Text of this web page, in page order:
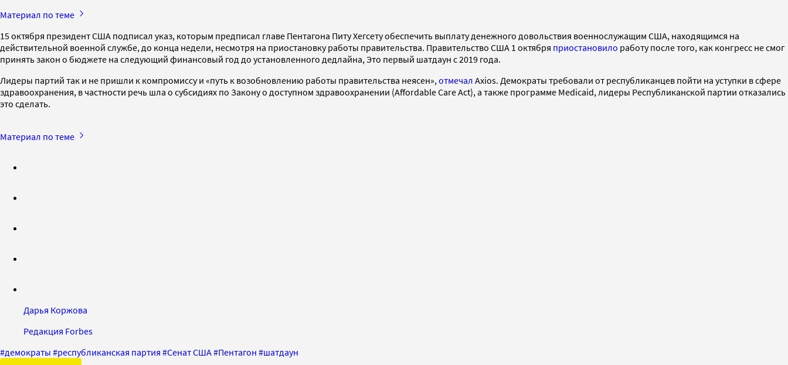
Материал по теме
15 октября президент США подписал указ, которым предписал главе Пентагона Питу Хегсету обеспечить выплату денежного довольствия военнослужащим США, находящимся на
действительной военной службе, до конца недели, несмотря на приостановку работы правительства. Правительство США 1 октября приостановило работу после того, как конгресс не смог
принять закон о бюджете на следующий финансовый год до установленного дедлайна, Это первый шатдаун с 2019 года.
Лидеры партий так и не пришли к компромиссу и «путь к возобновлению работы правительства неясен», отмечал Axios. Демократы требовали от республиканцев пойти на уступки в сфере
здравоохранения, в частности речь шла о субсидиях по Закону о доступном здравоохранении (Affordable Care Act), а также программе Medicaid, лидеры Республиканской партии отказались
это сделать.
Материал по теме
Дарья Коржова
Редакция Forbes
#демократы #республиканская партия #Сенат США#Пентагон #шатдаун